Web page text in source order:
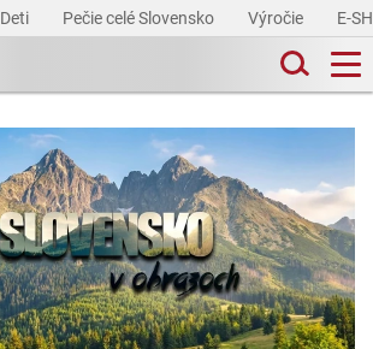
Deti Pečie celé Slovensko Výročie E-